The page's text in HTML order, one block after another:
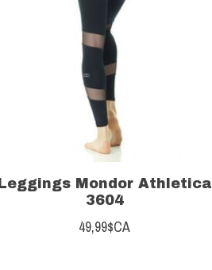
Leggings Mondor Athletica
3604
49,99$CA